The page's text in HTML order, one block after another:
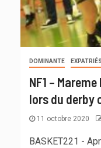
DOMINANTE EXPATRIÉS
NF1 –
lors du derby
11 octobre 2020
BASKET221 -